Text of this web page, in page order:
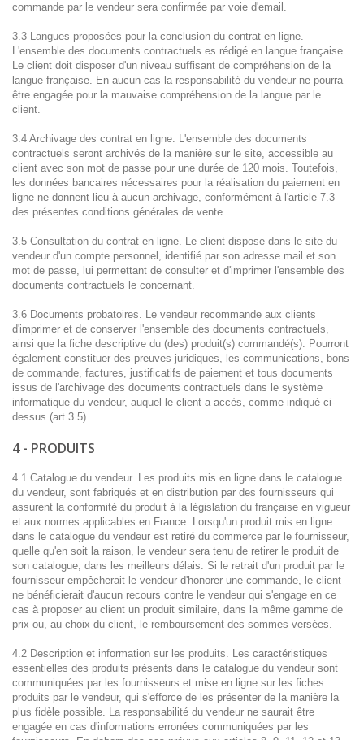
commande par le vendeur sera confirmée par voie d'email.
3.3 Langues proposées pour la conclusion du contrat en ligne.
L'ensemble des documents contractuels es rédigé en langue française.
Le client doit disposer d'un niveau suffisant de compréhension de la
langue française. En aucun cas la responsabilité du vendeur ne pourra
être engagée pour la mauvaise compréhension de la langue par le
client.
3.4 Archivage des contrat en ligne. L'ensemble des documents
contractuels seront archivés de la manière sur le site, accessible au
client avec son mot de passe pour une durée de 120 mois. Toutefois,
les données bancaires nécessaires pour la réalisation du paiement en
ligne ne donnent lieu à aucun archivage, conformément à l'article 7.3
des présentes conditions générales de vente.
3.5 Consultation du contrat en ligne. Le client dispose dans le site du
vendeur d'un compte personnel, identifié par son adresse mail et son
mot de passe, lui permettant de consulter et d'imprimer l'ensemble des
documents contractuels le concernant.
3.6 Documents probatoires. Le vendeur recommande aux clients
d'imprimer et de conserver l'ensemble des documents contractuels,
ainsi que la fiche descriptive du (des) produit(s) commandé(s). Pourront
également constituer des preuves juridiques, les communications, bons
de commande, factures, justificatifs de paiement et tous documents
issus de l'archivage des documents contractuels dans le système
informatique du vendeur, auquel le client a accès, comme indiqué ci-
dessus (art 3.5).
4 - PRODUITS
4.1 Catalogue du vendeur. Les produits mis en ligne dans le catalogue
du vendeur, sont fabriqués et en distribution par des fournisseurs qui
assurent la conformité du produit à la législation du française en vigueur
et aux normes applicables en France. Lorsqu'un produit mis en ligne
dans le catalogue du vendeur est retiré du commerce par le fournisseur,
quelle qu'en soit la raison, le vendeur sera tenu de retirer le produit de
son catalogue, dans les meilleurs délais. Si le retrait d'un produit par le
fournisseur empêcherait le vendeur d'honorer une commande, le client
ne bénéficierait d'aucun recours contre le vendeur qui s'engage en ce
cas à proposer au client un produit similaire, dans la même gamme de
prix ou, au choix du client, le remboursement des sommes versées.
4.2 Description et information sur les produits. Les caractéristiques
essentielles des produits présents dans le catalogue du vendeur sont
communiquées par les fournisseurs et mise en ligne sur les fiches
produits par le vendeur, qui s'efforce de les présenter de la manière la
plus fidèle possible. La responsabilité du vendeur ne saurait être
engagée en cas d'informations erronées communiquées par les